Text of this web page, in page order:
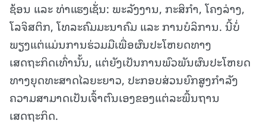
ຊ້ອນ ແລະ ທ່າແຮງເຊັ່ນ: ພະລັງງານ, ກະສິກໍາ, ໂຄງລ່າງ,
ໂລຈິສຕິກ, ໂທລະຄົມມະນາຄົມ ແລະ ການບໍລິການ. ນີ້ບໍ່
ພຽງແຕ່ແມ່ນການຮ່ວມມືເພື່ອຜົນປະໂຫຍດທາງ
ເສດຖະກິດເທົ່ານັ້ນ, ແຕ່ຍັງເປັນການພົວພັນຜົນປະໂຫຍດ
ທາງຍຸດທະສາດໄລຍະຍາວ, ປະກອບສ່ວນຍົກສູງກໍາລັງ
ຄວາມສາມາດເປັນເຈົ້າຕົນເອງຂອງແຕ່ລະພື້ນຖານ
ເສດຖະກິດ.